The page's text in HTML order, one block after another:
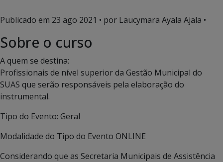
Publicado em 23 ago 2021 • por Laucymara Ayala Ajala •
Sobre o curso
A quem se destina:
Profissionais de nível superior da Gestão Municipal do
SUAS que serão responsáveis pela elaboração do
instrumental.
Tipo do Evento: Geral
Modalidade do Tipo do Evento ONLINE
Considerando que as Secretaria Municipais de Assistência